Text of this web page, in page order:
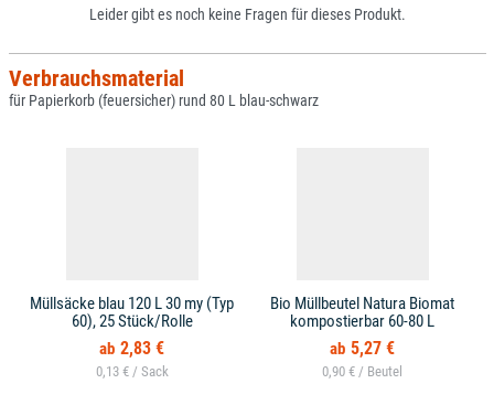
Leider gibt es noch keine Fragen für dieses Produkt.
Verbrauchsmaterial
für Papierkorb (feuersicher) rund 80 L blau-schwarz
Müllsäcke blau 120 L 30 my (Typ
60), 25 Stück/Rolle
2,83 €
0,13 € /
Bio Müllbeutel Natura Biomat
kompostierbar 60-80 L
5,27 €
0,90 € /